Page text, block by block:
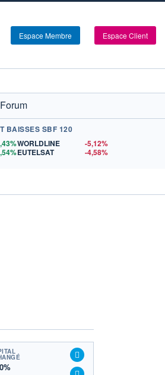
Espace Membre Espace Client
Forum
BAISSES SBF 120
WORLDLINE
-5,12%
EUTELSAT
-4,58%